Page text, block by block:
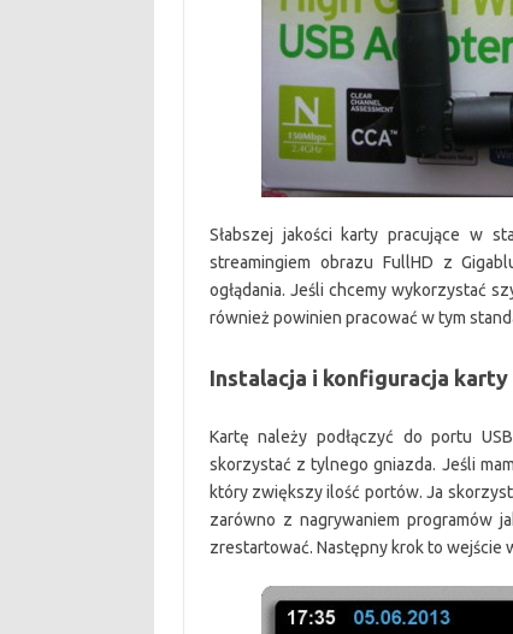
Słabszej jakości karty pracujące w
streamingiem obrazu FullHD z
ogłądania. Jeśli chcemy wykorzystać
również powinien pracować w tym
Instalacja i konfiguracja karty
Kartę należy podłączyć do portu
skorzystać z tylnego gniazda. Jeśli
który zwiększy ilość portów. Ja
zarówno z nagrywaniem programów
zrestartować. Następny krok to wejście